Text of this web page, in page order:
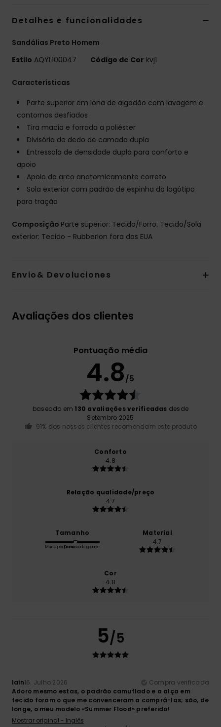
Detalhes e funcionalidades
Sandálias Preto Homem
Estilo AQYL100047 Código de Cor kvj1
Características
Parte superior em lona de algodão com lavagem e
contornos desfiados
Tira macia e forrada a poliéster
Divisória de dedo de camada dupla
Entressola de densidade dupla para conforto e
apoio
Apoio do arco anatomicamente correto
Sola exterior com padrão de espinha do logótipo
para tração
Composição Parte superior: Tecido/Forro: Tecido/Sola
exterior: Tecido - Rubberlon fora dos EUA
Envio& Devoluciones
Avaliações dos clientes
Pontuação média
4.8/5
baseado em 130 avaliações verificadas desde
Setembro 2025
91% dos nossos clientes recomendam este produto
Conforto
4.8
Relação qualidade/preço
4.7
Tamanho
Muito pequenoDemasiado grande
Material
4.7
Cor
4.8
5/5
Iain16. Julho 2026
Compra verificada
Adoro mesmo estas, o padrão camuflado e a alça em
tecido foram o que me convenceram a comprá-las; são, de
longe, o meu modelo «Summer Flood» preferido!
Mostrar original - Inglês